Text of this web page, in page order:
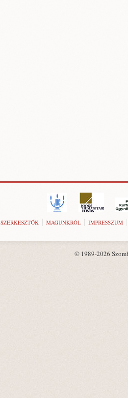
SZERKESZTŐK MAGUNKRÓL IMPRESSZUM
© 1989-2026